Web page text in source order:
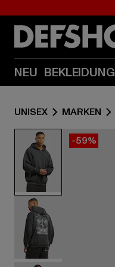
NEU BEKLEIDUNG
UNISEX MARKEN
-59%